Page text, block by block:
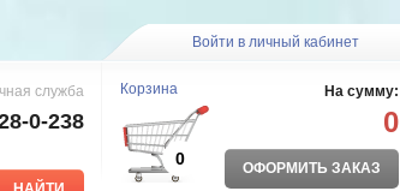
Войти в личный кабинет
служба
0-238
Корзина
0
На сумму:
0
ОФОРМИТЬ ЗАКАЗ